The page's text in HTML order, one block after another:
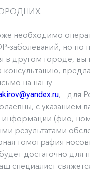
необходимо
заболеваний, но по
в другом городе, вы
консультацию,
на нашу
, - для
с указанием
информации (фио,
результатами
томография
достаточно для
специалист